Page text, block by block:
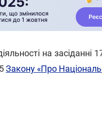
на засіданні
Закону «Про